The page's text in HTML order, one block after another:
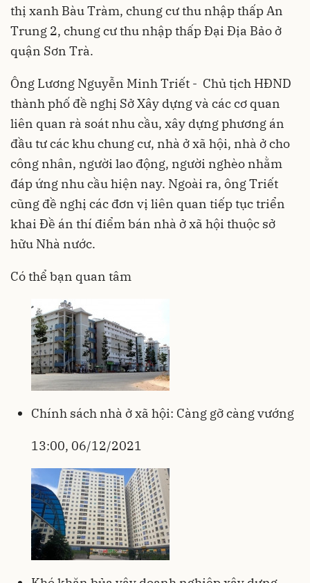
thị xanh Bàu Tràm, chung cư thu nhập thấp An
Trung 2, chung cư thu nhập thấp Đại Địa Bảo ở
quận Sơn Trà.
Ông Lương Nguyễn Minh Triết - Chủ tịch HĐND
thành phố đề nghị Sở Xây dựng và các cơ quan
liên quan rà soát nhu cầu, xây dựng phương án
đầu tư các khu chung cư, nhà ở xã hội, nhà ở cho
công nhân, người lao động, người nghèo nhằm
đáp ứng nhu cầu hiện nay. Ngoài ra, ông Triết
cũng đề nghị các đơn vị liên quan tiếp tục triển
khai Đề án thí điểm bán nhà ở xã hội thuộc sở
hữu Nhà nước.
Có thể bạn quan tâm
Chính sách nhà ở xã hội: Càng gỡ càng vướng
13:00, 06/12/2021